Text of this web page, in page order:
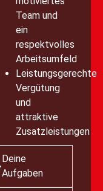
Team und
ein
respektvolles
Arbeitsumfeld
Leistungsgerechte
Vergütung
und
attraktive
Zusatzleistungen
Deine
Aufgaben